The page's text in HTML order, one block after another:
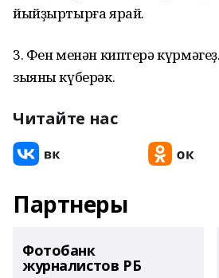
йыйҙыртырға ярай.
3. Фен менән киптерә
зыяны күберәк.
Читайте нас
Партнеры
Фотобанк
журналистов РБ